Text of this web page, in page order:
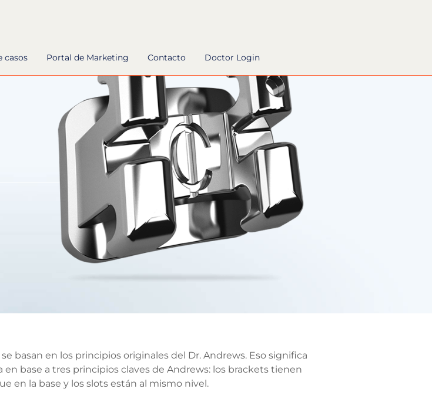
casos Portal de Marketing Contacto Doctor Login
basan en los principios originales del Dr. Andrews. Eso significa
base a tres principios claves de Andrews: los brackets tienen
en la base y los slots están al mismo nivel.